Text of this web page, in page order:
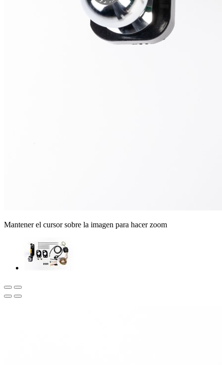
Mantener el cursor sobre la imagen para hacer zoom